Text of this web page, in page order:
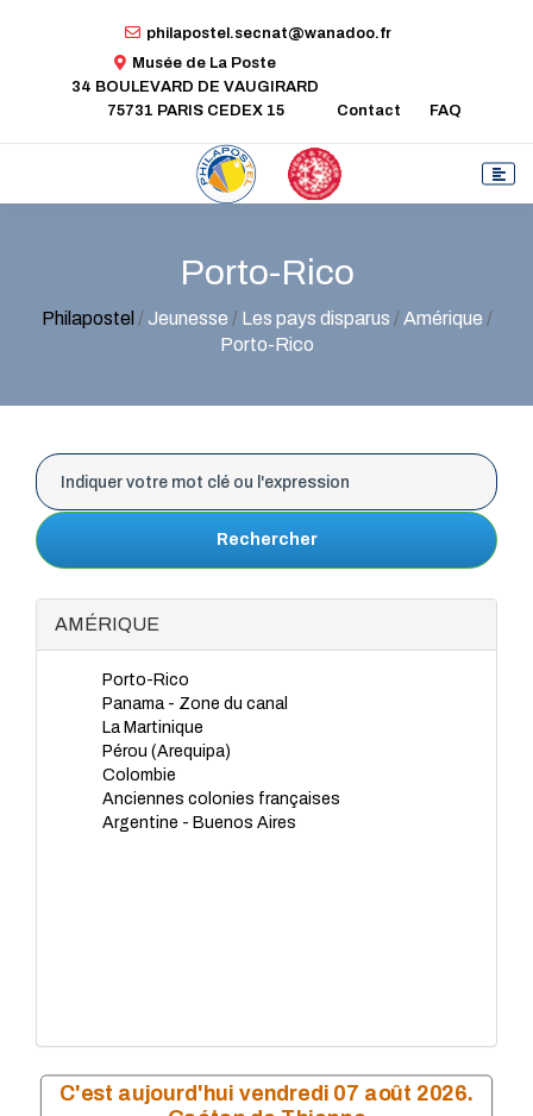
philapostel.secnat@wanadoo.fr
Musée de La Poste
34 BOULEVARD DE VAUGIRARD
75731 PARIS CEDEX 15
Contact FAQ
Porto-Rico
Philapostel /Jeunesse / Les pays disparus /Amérique /
Porto-Rico
Rechercher
AMÉRIQUE
Porto-Rico
Panama - Zone du canal
La Martinique
Pérou (Arequipa)
Colombie
Anciennes colonies françaises
Argentine - Buenos Aires
C'est aujourd'hui vendredi 07 août 2026.